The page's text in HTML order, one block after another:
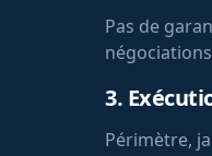
Pas de
3.
Périmètre,